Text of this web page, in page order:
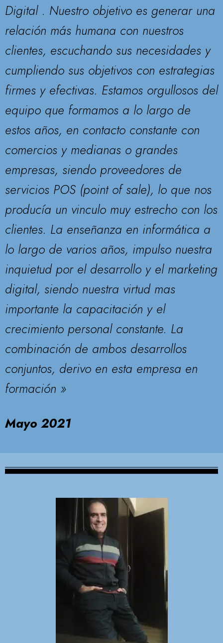
Digital . Nuestro objetivo es generar una
relación más humana con nuestros
clientes, escuchando sus necesidades y
cumpliendo sus objetivos con estrategias
firmes y efectivas. Estamos orgullosos del
equipo que formamos a lo largo de
estos años, en contacto constante con
comercios y medianas o grandes
empresas, siendo proveedores de
servicios POS (point of sale), lo que nos
producía un vinculo muy estrecho con los
clientes. La enseñanza en informática a
lo largo de varios años, impulso nuestra
inquietud por el desarrollo y el marketing
digital, siendo nuestra virtud mas
importante la capacitación y el
crecimiento personal constante. La
combinación de ambos desarrollos
conjuntos, derivo en esta empresa en
formación »
Mayo 2021